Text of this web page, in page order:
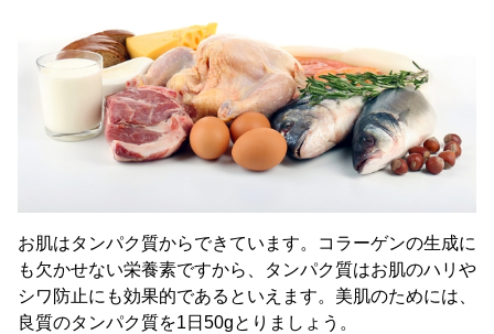
お肌はタンパク質からできています。コラーゲンの生成に
も欠かせない栄養素ですから、タンパク質はお肌のハリや
シワ防止にも効果的であるといえます。美肌のためには、
良質のタンパク質を1日50gとりましょう。